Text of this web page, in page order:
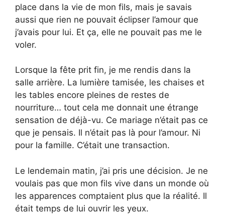
place dans la vie de mon fils, mais je savais
aussi que rien ne pouvait éclipser l’amour que
j’avais pour lui. Et ça, elle ne pouvait pas me le
voler.
Lorsque la fête prit fin, je me rendis dans la
salle arrière. La lumière tamisée, les chaises et
les tables encore pleines de restes de
nourriture… tout cela me donnait une étrange
sensation de déjà-vu. Ce mariage n’était pas ce
que je pensais. Il n’était pas là pour l’amour. Ni
pour la famille. C’était une transaction.
Le lendemain matin, j’ai pris une décision. Je ne
voulais pas que mon fils vive dans un monde où
les apparences comptaient plus que la réalité. Il
était temps de lui ouvrir les yeux.